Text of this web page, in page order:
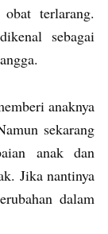
terlarang.
sebagai
anaknya
sekarang
anak dan
Jika nantinya
dalam